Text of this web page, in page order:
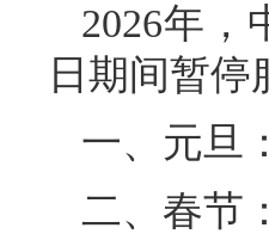
2026年，
日期间暂停
一、元旦
二、春节